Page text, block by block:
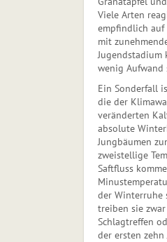
Viele Arten
empfindlich auf
mit
Jugendstadium
wenig Aufwand
Ein Sonderfall
die der
veränderten
absolute
Jungbäumen
zweistellige
Saftfluss
der Winterruhe
treiben sie
Schlagtreffen
der ersten